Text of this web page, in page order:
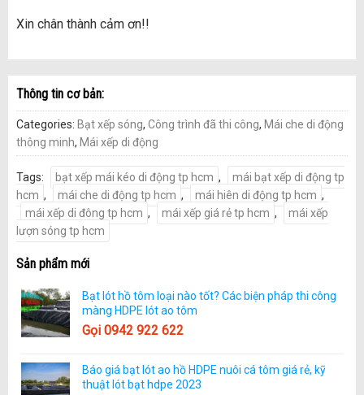
Xin chân thành cảm ơn!!
Thông tin cơ bản:
Categories: Bạt xếp sóng, Công trình đã thi công, Mái che di động
thông minh, Mái xếp di động
Tags: bạt xếp mái kéo di động tp hcm ,
mái bạt xếp di động tp
hcm , mái che di động tp hcm , mái hiên di động tp hcm ,
mái xếp di đông tp hcm , mái xếp giá rẻ tp hcm ,
mái xếp
lượn sóng tp hcm
Sản phẩm mới
Bạt lót hồ tôm loại nào tốt? Các biện pháp thi công
màng HDPE lót ao tôm
Gọi 0942 922 622
Báo giá bạt lót ao hồ HDPE nuôi cá tôm giá rẻ, kỹ
thuật lót bạt hdpe 2023